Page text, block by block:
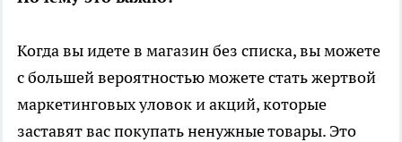
Когда вы идете в магазин без списка, вы можете
с большей вероятностью можете стать жертвой
маркетинговых уловок и акций, которые
заставят вас покупать ненужные товары. Это